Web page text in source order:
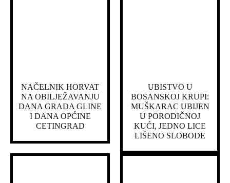
NAČELNIK HORVAT
NA OBILJEŽAVANJU
DANA GRADA GLINE
I DANA OPĆINE
CETINGRAD
UBISTVO U
BOSANSKOJ KRUPI:
MUŠKARAC UBIJEN
U PORODIČNOJ
KUĆI, JEDNO LICE
LIŠENO SLOBODE